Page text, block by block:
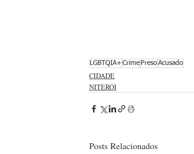
LGBTQIA+ Crime PresoAcusado
CIDADE
NITERÓI
Posts Relacionados